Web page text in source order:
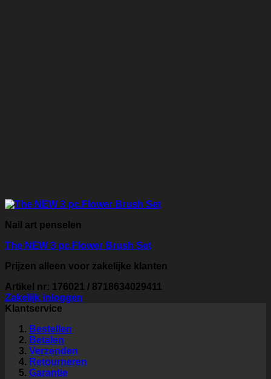
Nail art penselen
The NEW 3 pc.Flower Brush Set
Prijzen alleen voor zakelijke klanten
Artikel nr: 176021 / 8718634029411
Zakelijk inloggen
Klantservice
Bestellen
Betalen
Verzenden
Retourneren
Garantie